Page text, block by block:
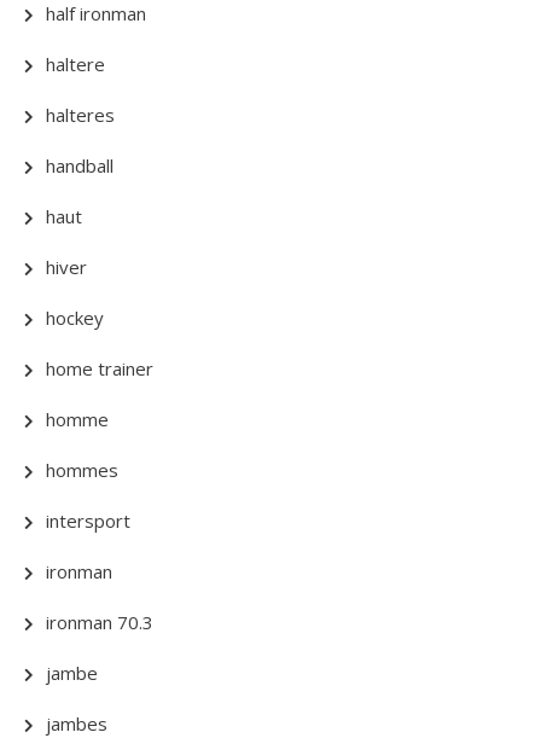
half ironman
haltere
halteres
handball
haut
hiver
hockey
home trainer
homme
hommes
intersport
ironman
ironman 70.3
jambe
jambes